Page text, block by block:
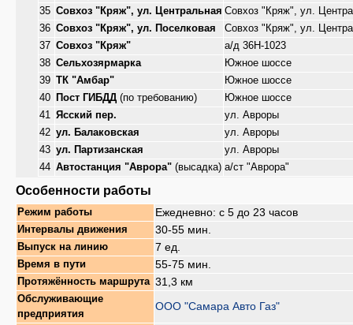
35 Совхоз "Кряж", ул. Центральная Совхоз "Кряж", ул.
36 Совхоз "Кряж", ул. Поселковая
Совхоз "Кряж", ул.
37 Совхоз "Кряж"
а/д 36Н-1023
38 Сельхозярмарка
Южное шоссе
39 ТК "Амбар"
Южное шоссе
40
Пост ГИБДД (по требованию)
Южное шоссе
41
Ясский пер.
ул. Авроры
42 ул. Балаковская
ул. Авроры
43 ул. Партизанская
ул. Авроры
44 Автостанция "Аврора" (высадка) а/ст "Аврора"
Особенности работы
Режим работы Ежедневно: с 5 до 23 часов
Интервалы движения 30-55 мин.
Выпуск на линию 7 ед.
Время в пути 55-75 мин.
Протяжённость маршрута 31,3 км
Обслуживающие
предприятия
ООО "Самара Авто Газ"